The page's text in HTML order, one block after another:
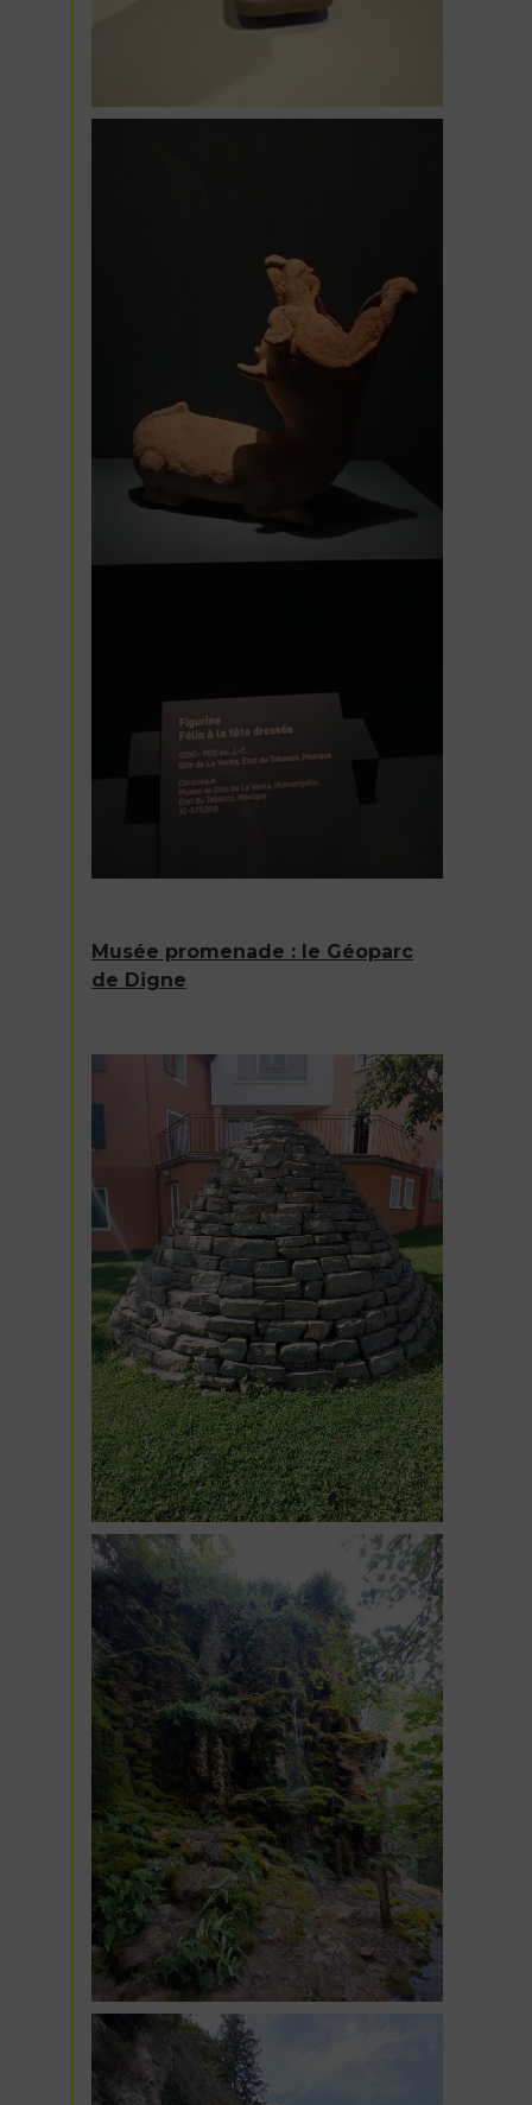
Musée promenade : le Géoparc
de Digne